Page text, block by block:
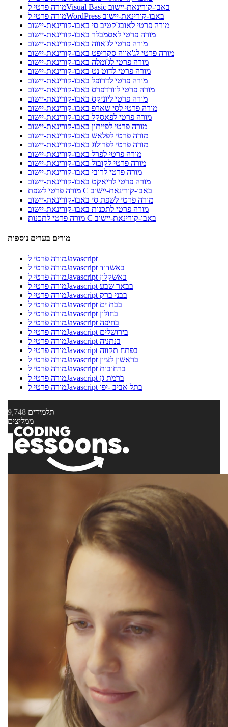
מורה פרטי לVisual Basic באבו-קורינאת-יישוב
מורה פרטי לWordPress באבו-קורינאת-יישוב
מורה פרטי לאובג'קטיב סי באבו-קורינאת-יישוב
מורה פרטי לאסמבלר באבו-קורינאת-יישוב
מורה פרטי לג'אווה באבו-קורינאת-יישוב
מורה פרטי לג'אווה סקריפט באבו-קורינאת-יישוב
מורה פרטי לג'ומלה באבו-קורינאת-יישוב
מורה פרטי לדוט נט באבו-קורינאת-יישוב
מורה פרטי לדרופל באבו-קורינאת-יישוב
מורה פרטי לוורדפרס באבו-קורינאת-יישוב
מורה פרטי ליוניקס באבו-קורינאת-יישוב
מורה פרטי לסי שארפ באבו-קורינאת-יישוב
מורה פרטי לפאסקל באבו-קורינאת-יישוב
מורה פרטי לפייתון באבו-קורינאת-יישוב
מורה פרטי לפלאש באבו-קורינאת-יישוב
מורה פרטי לפרולוג באבו-קורינאת-יישוב
מורה פרטי לפרל באבו-קורינאת-יישוב
מורה פרטי לקובול באבו-קורינאת-יישוב
מורה פרטי לרובי באבו-קורינאת-יישוב
מורה פרטי לריאקט באבו-קורינאת-יישוב
מורה פרטי לשפת C באבו-קורינאת-יישוב
מורה פרטי לשפת סי באבו-קורינאת-יישוב
מורה פרטי לתכנות באבו-קורינאת-יישוב
מורה פרטי לתכנות C באבו-קורינאת-יישוב
מורים בערים נוספות
מורה פרטי לJavascript
מורה פרטי לJavascript באשדוד
מורה פרטי לJavascript באשקלון
מורה פרטי לJavascript בבאר שבע
מורה פרטי לJavascript בבני ברק
מורה פרטי לJavascript בבת ים
מורה פרטי לJavascript בחולון
מורה פרטי לJavascript בחיפה
מורה פרטי לJavascript בירושלים
מורה פרטי לJavascript בנתניה
מורה פרטי לJavascript בפתח תקווה
מורה פרטי לJavascript בראשון לציון
מורה פרטי לJavascript ברחובות
מורה פרטי לJavascript ברמת גן
מורה פרטי לJavascript בתל אביב -יפו
9,748 תלמידים
ממליצים